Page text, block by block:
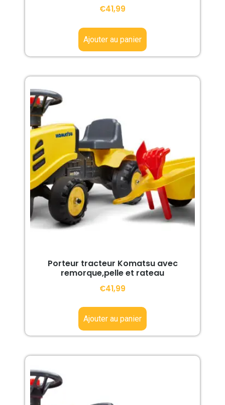
€41,99
Ajouter au panier
Porteur tracteur Komatsu avec
remorque,pelle et rateau
€41,99
Ajouter au panier